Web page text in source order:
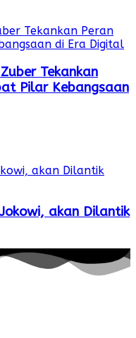
Tekankan
Pilar Kebangsaan
akan Dilantik